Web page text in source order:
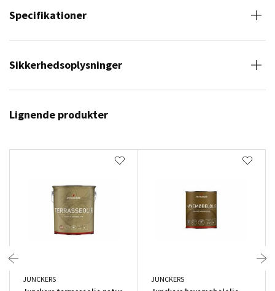
Specifikationer
Sikkerhedsoplysninger
Lignende produkter
JUNCKERS JUNCKERS